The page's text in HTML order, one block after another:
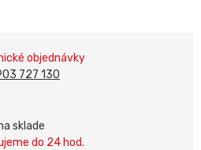
objednávky
727 130
sklade
do 24 hod.